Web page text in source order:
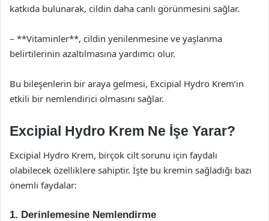
katkıda bulunarak, cildin daha canlı görünmesini sağlar.
– **Vitaminler**, cildin yenilenmesine ve yaşlanma
belirtilerinin azaltılmasına yardımcı olur.
Bu bileşenlerin bir araya gelmesi, Excipial Hydro Krem’in
etkili bir nemlendirici olmasını sağlar.
Excipial Hydro Krem Ne İşe Yarar?
Excipial Hydro Krem, birçok cilt sorunu için faydalı
olabilecek özelliklere sahiptir. İşte bu kremin sağladığı bazı
önemli faydalar:
1. Derinlemesine Nemlendirme